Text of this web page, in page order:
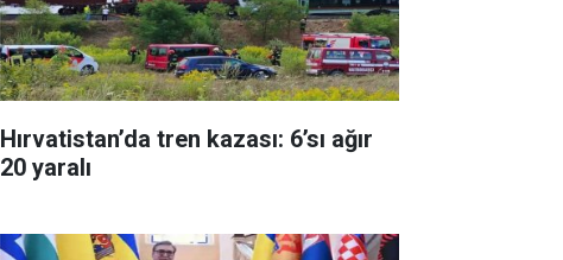
Hırvatistan’da tren kazası: 6’sı ağır
20 yaralı